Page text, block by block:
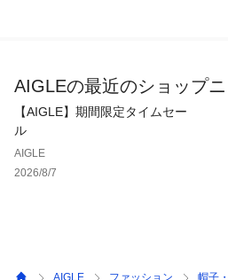
AIGLEの最近のショップ
【AIGLE】期間限定タイムセー
ル
AIGLE
2026/8/7